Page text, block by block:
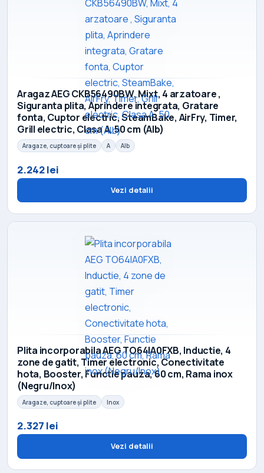
Aragaz AEG CKB56490BW, Mixt, 4 arzatoare ,
Siguranta plita, Aprindere integrata, Gratare
fonta, Cuptor electric, SteamBake, AirFry, Timer,
Grill electric, Clasa A, 50 cm (Alb)
Aragaze, cuptoare și plite A Alb
2.242 lei
Vezi detalii
Plita incorporabila AEG TO64IA0FXB, Inductie, 4
zone de gatit, Timer electronic, Conectivitate
hota, Booster, Functie pauza, 60 cm, Rama inox
(Negru/Inox)
Aragaze, cuptoare și plite Inox
2.327 lei
Vezi detalii